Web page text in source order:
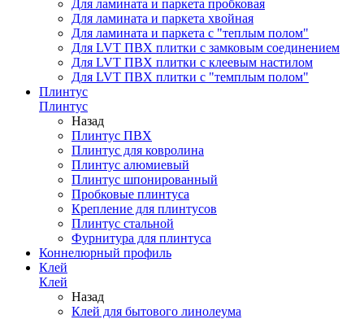
Для ламината и паркета пробковая
Для ламината и паркета хвойная
Для ламината и паркета с "теплым полом"
Для LVT ПВХ плитки с замковым соединением
Для LVT ПВХ плитки с клеевым настилом
Для LVT ПВХ плитки с "темплым полом"
Плинтус
Плинтус
Назад
Плинтус ПВХ
Плинтус для ковролина
Плинтус алюмиевый
Плинтус шпонированный
Пробковые плинтуса
Крепление для плинтусов
Плинтус стальной
Фурнитура для плинтуса
Коннелюрный профиль
Клей
Клей
Назад
Клей для бытового линолеума